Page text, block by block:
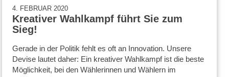
4. FEBRUAR 2020
Kreativer Wahlkampf führt Sie zum
Sieg!
Gerade in der Politik fehlt es oft an Innovation. Unsere
Devise lautet daher: Ein kreativer Wahlkampf ist die beste
Möglichkeit, bei den Wählerinnen und Wählern im